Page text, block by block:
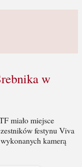
w
miało miejsce
festynu Viva
kamerą